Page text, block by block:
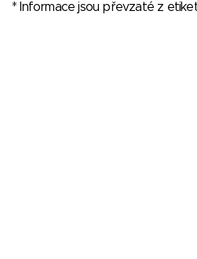
* Informace jsou převzaté z